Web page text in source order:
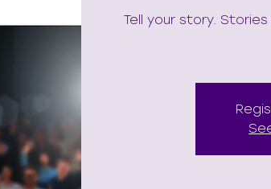
Tell your story.